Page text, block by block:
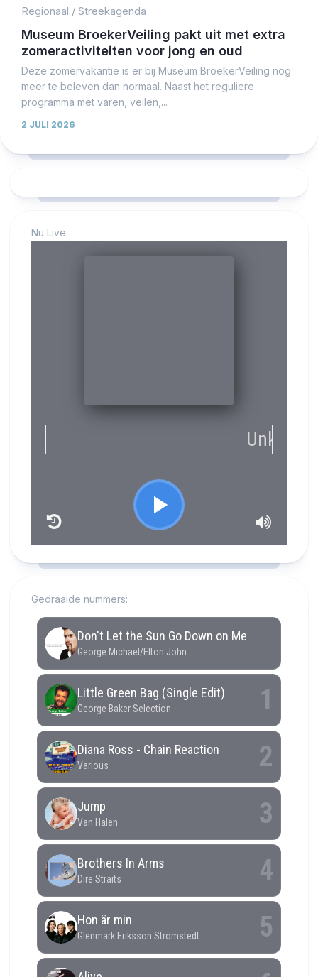
Regionaal / Streekagenda
Museum BroekerVeiling pakt uit met extra
zomeractiviteiten voor jong en oud
Deze zomervakantie is er bij Museum BroekerVeiling nog
meer te beleven dan normaal. Naast het reguliere
programma met varen, veilen,...
2 JULI 2026
Nu Live
Gedraaide nummers: